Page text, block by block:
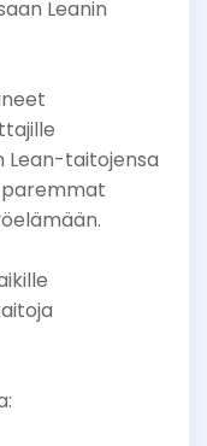
Leanin
Lean-taitojensa
paremmat